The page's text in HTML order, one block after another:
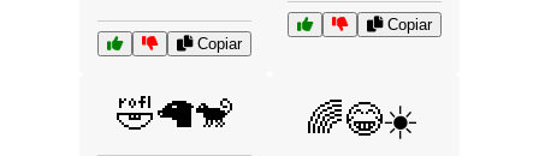
Copiar
Copiar
🤣🦙🐒 🌈😂☀️